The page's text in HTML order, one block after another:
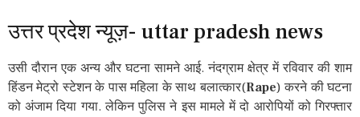
उत्तर प्रदेश न्यूज़- uttar pradesh news
उसी दौरान एक अन्य और घटना सामने आई. नंदग्राम क्षेत्र में रविवार की शाम
हिंडन मेट्रो स्टेशन के पास महिला के साथ बलात्कार(Rape) करने की घटना
को अंजाम दिया गया. लेकिन पुलिस ने इस मामले में दो आरोपियों को गिरफ्तार